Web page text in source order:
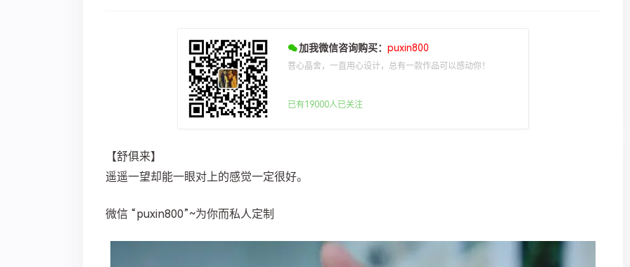
加我微信咨询购买： puxin800
菩心晶舍，一直用心设计，总有一款作品可以感动你！
已有19000人已关注
【舒俱来】
遥遥一望却能一眼对上的感觉一定很好。 ​​​​
微信 “puxin800”~为你而私人定制